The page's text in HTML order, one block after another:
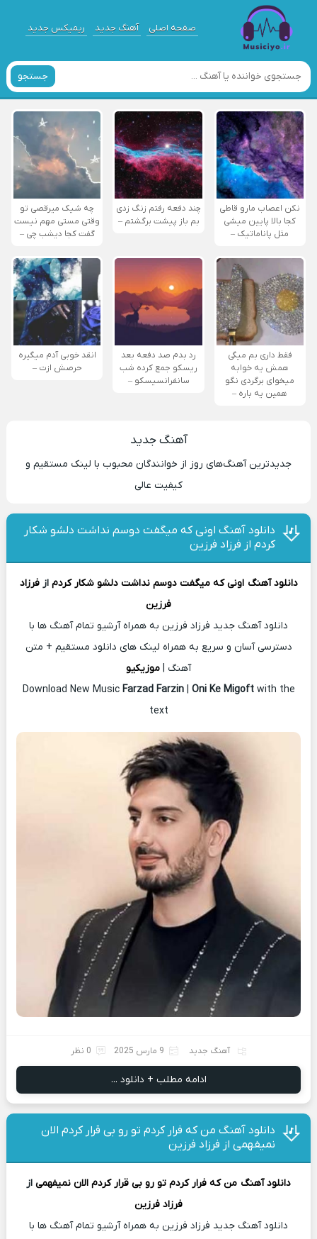
صفحه اصلی آهنگ جدید ریمیکس جدید
جستجو
نکن اعصاب مارو قاطی
کجا بالا پایین میشی
مثل پاناماتیک –
چند دفعه رفتم زنگ زدی
بم باز پیشت برگشتم –
چه شیک میرقصی تو
وقتی مستی مهم نیست
گفت کجا دیشب چی –
فقط داری بم میگی
همش یه خوابه
میخوای برگردی نگو
همین یه باره –
رد بدم صد دفعه بعد
ریسکو جمع کرده شب
سانفرانسیسکو –
انقد خوبی آدم میگیره
حرصش ازت –
آهنگ جدید
جدیدترین آهنگ‌های روز از خوانندگان محبوب با لینک مستقیم و
کیفیت عالی
دانلود آهنگ اونی که میگفت دوسم نداشت دلشو شکار
کردم از فرزاد فرزین
دانلود آهنگ اونی که میگفت دوسم نداشت دلشو شکار کردم ازفرزاد
فرزین
دانلود آهنگ جدید فرزاد فرزین به همراه آرشیو تمام آهنگ ها با
دسترسی آسان و سریع به همراه لینک های دانلود مستقیم + متن
آهنگ | موزیکیو
Download New Music Farzad Farzin| Oni Ke Migoft with the
text
آهنگ جدید 9 مارس 2025 0 نظر
ادامه مطلب + دانلود ...
دانلود آهنگ من که فرار کردم تو رو بی قرار کردم الان
نمیفهمی از فرزاد فرزین
دانلود آهنگ من که فرار کردم تو رو بی قرار کردم الان نمیفهمی از
فرزاد فرزین
دانلود آهنگ جدید فرزاد فرزین به همراه آرشیو تمام آهنگ ها با